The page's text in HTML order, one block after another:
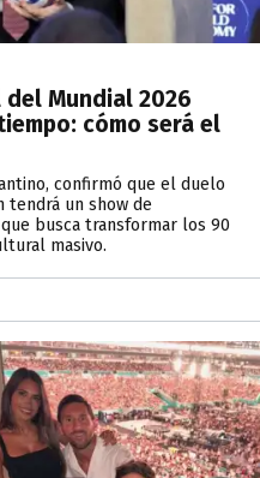
del Mundial 2026
cómo será el
confirmó que el duelo
un show de
busca transformar los 90
masivo.